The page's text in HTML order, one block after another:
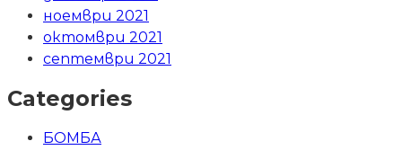
ноември 2021
октомври 2021
септември 2021
Categories
БОМБА